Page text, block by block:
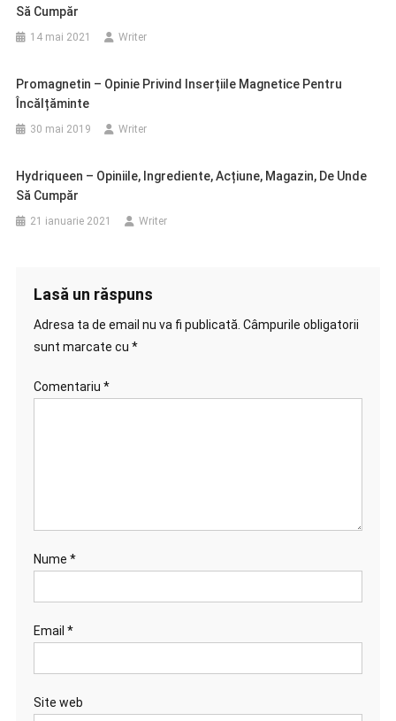
Să Cumpăr
14 mai 2021 Writer
Promagnetin – Opinie Privind Inserțiile Magnetice Pentru
Încălțăminte
30 mai 2019 Writer
Hydriqueen – Opiniile, Ingrediente, Acțiune, Magazin, De Unde
Să Cumpăr
21 ianuarie 2021 Writer
Lasă un răspuns
Adresa ta de email nu va fi publicată. Câmpurile obligatorii
sunt marcate cu *
Comentariu *
Nume *
Email *
Site web